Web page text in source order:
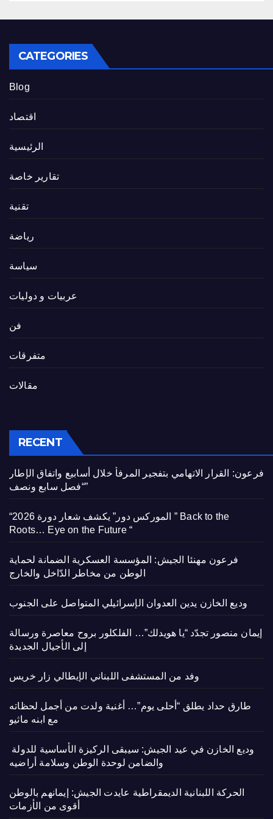
CATEGORIES
Blog
اقتصاد
الرئيسية
تقارير خاصة
تقنية
رياضة
سياسة
عربيات و دوليات
فن
متفرقات
مقالات
RECENT
فرعون: القرار الاتهامي بتفجير المرفأ خلال أسابيع واتفاق الإطار
“فصل سابع ونصف”
“الموركس دور” يكشف شعار دورة 2026 ” Back to the
Roots… Eye on the Future “
فرعون مهنئا الجيش: المؤسسة العسكرية الضمانة لحماية
الوطن من مخاطر الدّاخل والخارج
وديع الخازن يدين العدوان الإسرائيلي المتواصل على الجنوب
إيمان منصور تجدّد “يا هويدلك”… الفلكلور بروح معاصرة ورسالة
إلى الأجيال الجديدة
وفد من المستشفى اللبناني الإيطالي زار خريس
طارق حداد يطلق “أحلى يوم”… أغنية ولدت من أجمل لحظاته
مع ابنه ماثيو
والضامن لوحدة الوطن وسلامة أراضيه
الحركة اللبنانية الديمقراطية عايدت الجيش: إيمانهم بالوطن
أقوى من الأزمات